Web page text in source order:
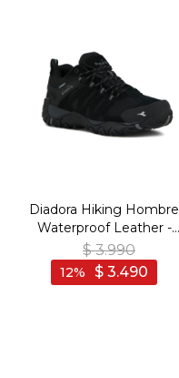
Diadora Hiking Hombre
Waterproof Leather -
Negro - Negro
$ 3.990
$ 3.490
12